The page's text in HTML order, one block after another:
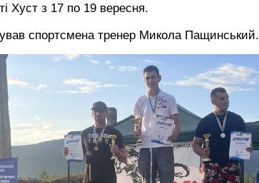
Хуст з 17 по 19 вересня.
спортсмена тренер Микола Пащинський.